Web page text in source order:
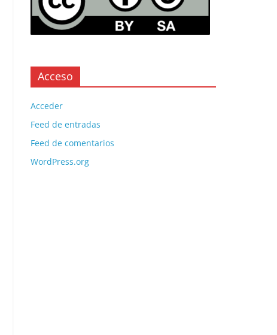
Acceso
Acceder
Feed de entradas
Feed de comentarios
WordPress.org